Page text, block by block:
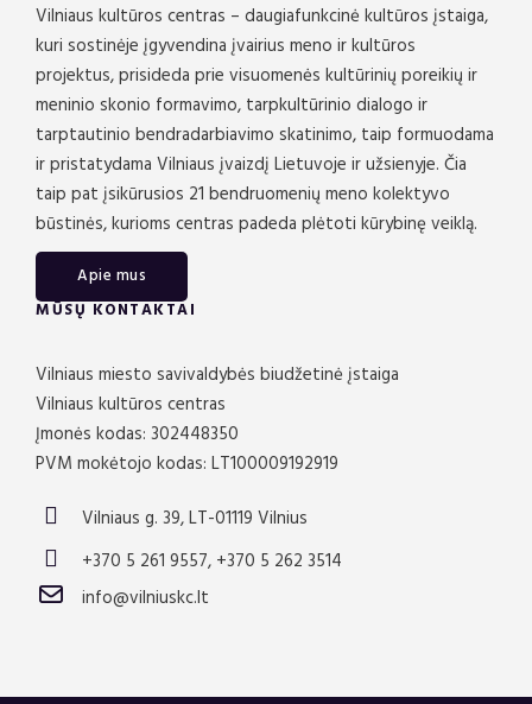
Vilniaus kultūros centras – daugiafunkcinė kultūros įstaiga,
kuri sostinėje įgyvendina įvairius meno ir kultūros
projektus, prisideda prie visuomenės kultūrinių poreikių ir
meninio skonio formavimo, tarpkultūrinio dialogo ir
tarptautinio bendradarbiavimo skatinimo, taip formuodama
ir pristatydama Vilniaus įvaizdį Lietuvoje ir užsienyje. Čia
taip pat įsikūrusios 21 bendruomenių meno kolektyvo
būstinės, kurioms centras padeda plėtoti kūrybinę veiklą.
Apie mus
MŪSŲ KONTAKTAI
Vilniaus miesto savivaldybės biudžetinė įstaiga
Vilniaus kultūros centras
Įmonės kodas: 302448350
PVM mokėtojo kodas: LT100009192919
Vilniaus g. 39, LT-01119 Vilnius
+370 5 261 9557, +370 5 262 3514
info@vilniuskc.lt